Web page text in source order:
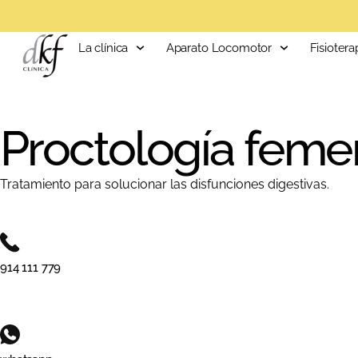
La clínica Aparato Locomotor
Proctología
Tratamiento para solucionar las disfunciones digestivas.
914 111 779